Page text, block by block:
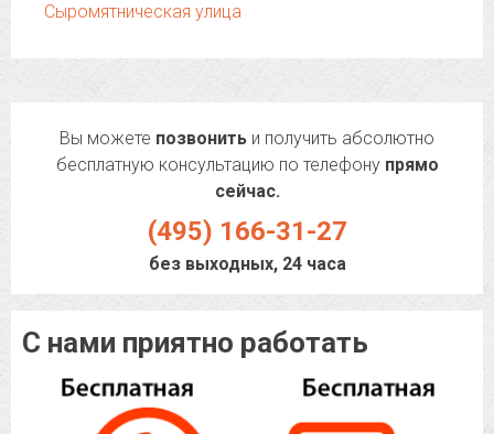
Сыромятническая улица
Вы можете позвонить и получить абсолютно
бесплатную консультацию по телефону прямо
сейчас.
(495) 166-31-27
без выходных, 24 часа
С нами приятно работать